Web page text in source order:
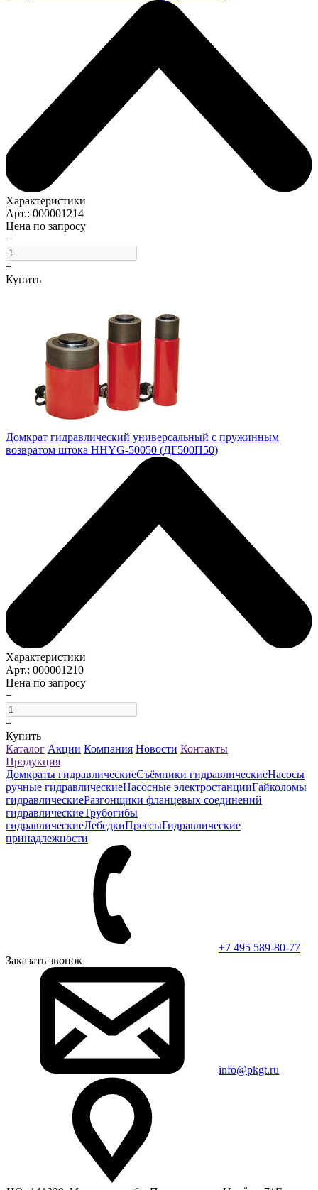
Характеристики
Арт.: 000001214
Цена по запросу
−
+
Купить
Домкрат гидравлический универсальный с пружинным
возвратом штока HHYG-50050 (ДГ500П50)
Характеристики
Арт.: 000001210
Цена по запросу
−
+
Купить
Каталог Акции Компания Новости Контакты
Продукция
Домкраты гидравлическиеСъёмники гидравлическиеНасосы
ручные гидравлическиеНасосные электростанцииГайколомы
гидравлическиеРазгонщики фланцевых соединений
гидравлическиеТрубогибы
гидравлическиеЛебедкиПрессыГидравлические
принадлежности
+7 495 589-80-77
Заказать звонок
info@pkgt.ru